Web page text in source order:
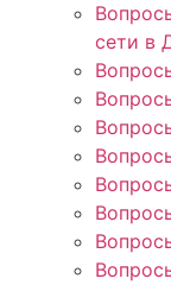
сети в